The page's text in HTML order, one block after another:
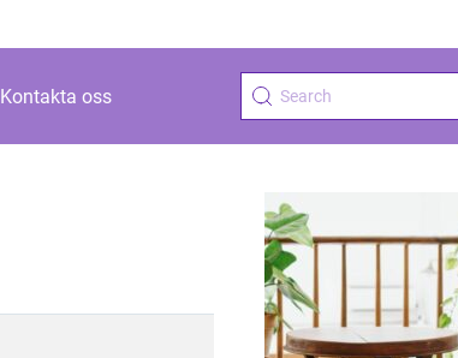
Kontakta oss